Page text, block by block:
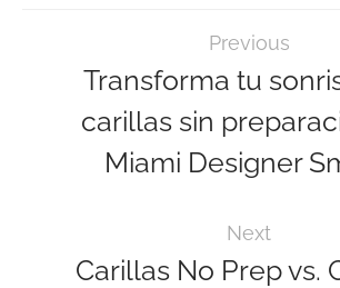
Previous
Transforma tu
carillas sin
Miami Designer
Next
Carillas No Prep vs.